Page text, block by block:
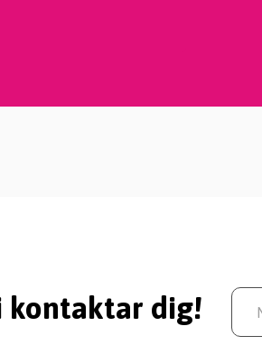
kontaktar dig!